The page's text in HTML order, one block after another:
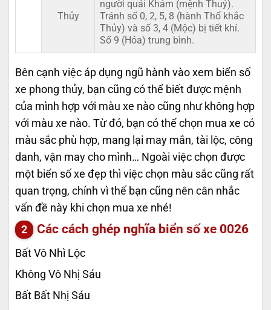
Thủy
người quái Khảm (mệnh Thuỷ).
Tránh số 0, 2, 5, 8 (hành Thổ khắc
Thủy) và số 3, 4 (Mộc) bị tiết khí.
Số 9 (Hỏa) trung bình.
Bên cạnh việc áp dụng ngũ hành vào xem biển số
xe phong thủy, bạn cũng có thể biết được mệnh
của mình hợp với màu xe nào cũng như không hợp
với màu xe nào. Từ đó, bạn có thể chọn mua xe có
màu sắc phù hợp, mang lại may mắn, tài lộc, công
danh, vận may cho mình… Ngoài việc chọn được
một biển số xe đẹp thì việc chọn màu sắc cũng rất
quan trọng, chính vì thế bạn cũng nên cân nhắc
vấn đề này khi chọn mua xe nhé!
Các cách ghép nghĩa biển số xe 0026
Bất Vô Nhì Lộc
Không Vô Nhị Sáu
Bất Bất Nhị Sáu